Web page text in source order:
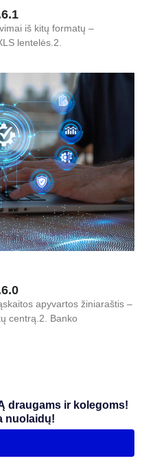
iš kitų formatų –
lentelės.2.
apyvartos žiniaraštis –
centrą.2. Banko
draugams ir kolegoms!
nuolaidų!